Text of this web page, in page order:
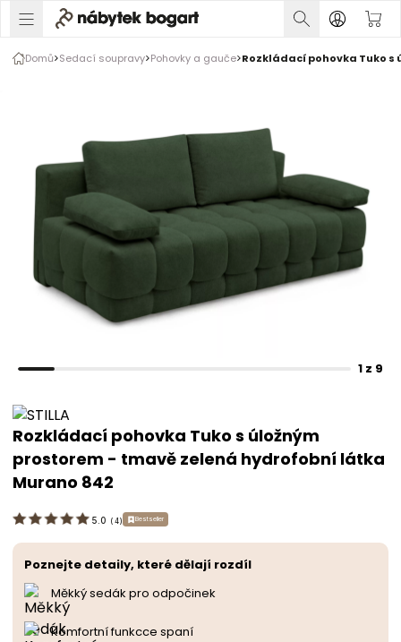
Domů Sedací soupravy Pohovky a gauče Rozkládací pohovka Tuko
1 z 9
Rozkládací pohovka Tuko s úložným
prostorem - tmavě zelená hydrofobní látka
Murano 842
5.0 ( 4) Bestseller
Poznejte detaily, které dělají rozdíl
Měkký sedák pro odpočinek
Komfortní funkcce spaní